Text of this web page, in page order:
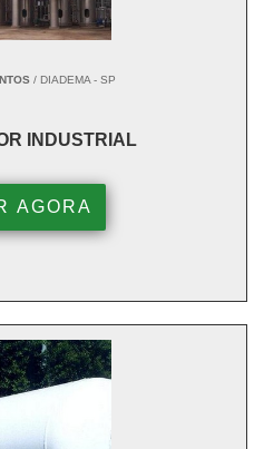
/ DIADEMA - SP
INDUSTRIAL
AGORA